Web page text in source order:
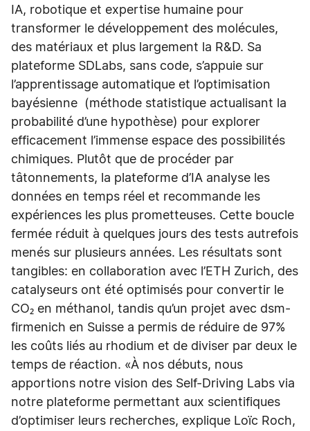
IA, robotique et expertise humaine pour
transformer le développement des molécules,
des matériaux et plus largement la R&D. Sa
plateforme SDLabs, sans code, s’appuie sur
l’apprentissage automatique et l’optimisation
bayésienne (méthode statistique actualisant la
probabilité d’une hypothèse) pour explorer
efficacement l’immense espace des possibilités
chimiques. Plutôt que de procéder par
tâtonnements, la plateforme d’IA analyse les
données en temps réel et recommande les
expériences les plus prometteuses. Cette boucle
fermée réduit à quelques jours des tests autrefois
menés sur plusieurs années. Les résultats sont
tangibles: en collaboration avec l’ETH Zurich, des
catalyseurs ont été optimisés pour convertir le
CO₂ en méthanol, tandis qu’un projet avec dsm-
firmenich en Suisse a permis de réduire de 97%
les coûts liés au rhodium et de diviser par deux le
temps de réaction. «À nos débuts, nous
apportions notre vision des Self-Driving Labs via
notre plateforme permettant aux scientifiques
d’optimiser leurs recherches, explique Loïc Roch,